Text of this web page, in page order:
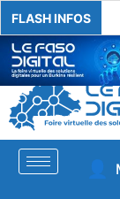
FLASH INFOS
👤